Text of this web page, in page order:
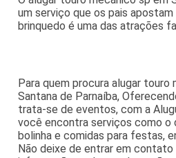
um serviço que os pais
brinquedo é uma das atrações
Para quem procura alugar touro
Santana de Parnaíba,
trata-se de eventos, com a
você encontra serviços como o
bolinha e comidas para festas,
Não deixe de entrar em contato